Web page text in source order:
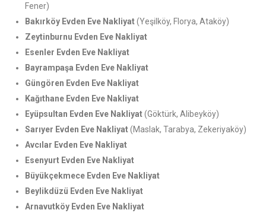
Fener)
Bakırköy Evden Eve Nakliyat(Yeşilköy, Florya, Ataköy)
Zeytinburnu Evden Eve Nakliyat
Esenler Evden Eve Nakliyat
Bayrampaşa Evden Eve Nakliyat
Güngören Evden Eve Nakliyat
Kağıthane Evden Eve Nakliyat
Eyüpsultan Evden Eve Nakliyat(Göktürk, Alibeyköy)
Sarıyer Evden Eve Nakliyat(Maslak, Tarabya, Zekeriyaköy)
Avcılar Evden Eve Nakliyat
Esenyurt Evden Eve Nakliyat
Büyükçekmece Evden Eve Nakliyat
Beylikdüzü Evden Eve Nakliyat
Arnavutköy Evden Eve Nakliyat